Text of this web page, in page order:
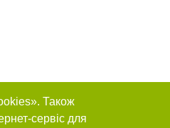
Також
сервіс для